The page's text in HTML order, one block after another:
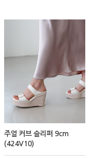
주얼 커브 슬리퍼 9cm
(424V10)